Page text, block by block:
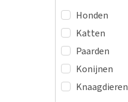
Honden
Katten
Paarden
Konijnen
Knaagdieren